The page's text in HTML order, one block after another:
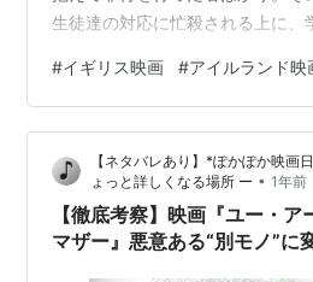
生徒達の対応に忙殺される上に、
の対応と、激務に疲弊しきって･･
い。答えの出ない問題に向き合わ
しんどい。こんな映画だと予め知
進んでは観ないだろう。だからこ
だと思った。 言って聞かせても
かない子供達。すぐ激情に駆ら
#イギリス映画 #アイルランド映
【ネタバレあり】*ぽかぽか映画
ょっと詳しくなる場所 ー • 1年前
【徹底考察】映画『ユー・ア
マザー』悪意ある“別モノ”に